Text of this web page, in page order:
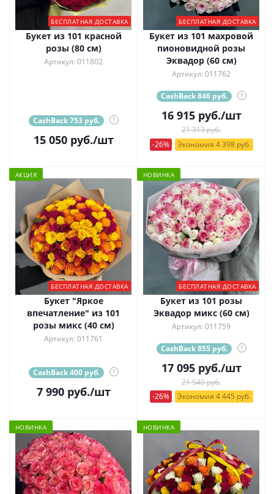
БЕСПЛАТНАЯ ДОСТАВКА
Букет из 101 красной
розы (80 см)
Артикул: 011802
CashBack 753 руб. ?
15 050руб./шт
БЕСПЛАТНАЯ ДОСТАВКА
Букет из 101 махровой
пионовидной розы
Эквадор (60 см)
Артикул: 011762
CashBack 846 руб. ?
16 915руб./шт
21 313 руб.
-26%
Экономия 4 398 руб.
АКЦИЯ
БЕСПЛАТНАЯ ДОСТАВКА
Букет "Яркое
впечатление" из 101
розы микс (40 см)
Артикул: 011761
CashBack 400 руб. ?
7 990руб./шт
НОВИНКА
БЕСПЛАТНАЯ ДОСТАВКА
Букет из 101 розы
Эквадор микс (60 см)
Артикул: 011759
CashBack 855 руб. ?
17 095руб./шт
21 540 руб.
-26%
Экономия 4 445 руб.
НОВИНКА НОВИНКА